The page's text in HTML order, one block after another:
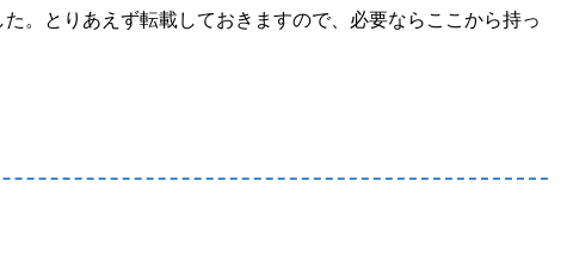
。とりあえず転載しておきますので、必要ならここから持っ